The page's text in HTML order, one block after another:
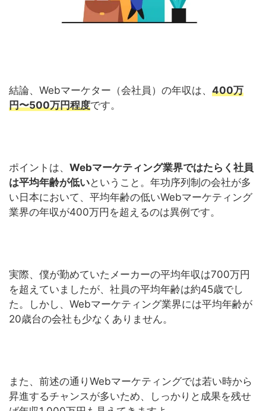
結論、Webマーケター（会社員）の年収は、 400万
円〜500万円程度です。
ポイントは、 Webマーケティング業界ではたらく社員
は平均年齢が低いということ。年功序列制の会社が多
い日本において、平均年齢の低いWebマーケティング
業界の年収が400万円を超えるのは異例です。
実際、僕が勤めていたメーカーの平均年収は700万円
を超えていましたが、社員の平均年齢は約45歳でし
た。しかし、Webマーケティング業界には平均年齢が
20歳台の会社も少なくありません。
また、前述の通りWebマーケティングでは若い時から
昇進するチャンスが多いため、しっかりと成果を残せ